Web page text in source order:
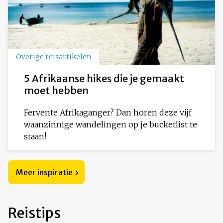
Overige reisartikelen
5 Afrikaanse hikes die je gemaakt
moet hebben
Fervente Afrikaganger? Dan horen deze vijf
waanzinnige wandelingen op je bucketlist te
staan!
Meer inspiratie
Reistips